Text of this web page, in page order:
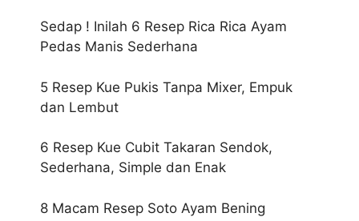
Sedap ! Inilah 6 Resep Rica Rica Ayam
Pedas Manis Sederhana
5 Resep Kue Pukis Tanpa Mixer, Empuk
dan Lembut
6 Resep Kue Cubit Takaran Sendok,
Sederhana, Simple dan Enak
8 Macam Resep Soto Ayam Bening